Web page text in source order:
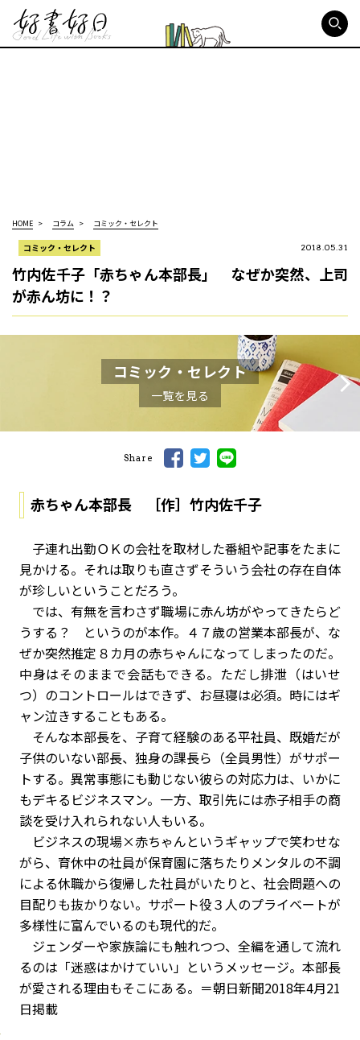
HOME コラム コミック・セレクト
コミック・セレクト 2018.05.31
竹内佐千子「赤ちゃん本部長」 なぜか突然、上司
が赤ん坊に！？
コミック・セレクト
一覧を見る
Share
赤ちゃん本部長 ［作］竹内佐千子
子連れ出勤ＯＫの会社を取材した番組や記事をたまに
見かける。それは取りも直さずそういう会社の存在自体
が珍しいということだろう。
では、有無を言わさず職場に赤ん坊がやってきたらど
うする？ というのが本作。４７歳の営業本部長が、な
ぜか突然推定８カ月の赤ちゃんになってしまったのだ。
中身はそのままで会話もできる。ただし排泄（はいせ
つ）のコントロールはできず、お昼寝は必須。時にはギ
ャン泣きすることもある。
そんな本部長を、子育て経験のある平社員、既婚だが
子供のいない部長、独身の課長ら（全員男性）がサポー
トする。異常事態にも動じない彼らの対応力は、いかに
もデキるビジネスマン。一方、取引先には赤子相手の商
談を受け入れられない人もいる。
ビジネスの現場×赤ちゃんというギャップで笑わせな
がら、育休中の社員が保育園に落ちたりメンタルの不調
による休職から復帰した社員がいたりと、社会問題への
目配りも抜かりない。サポート役３人のプライベートが
多様性に富んでいるのも現代的だ。
ジェンダーや家族論にも触れつつ、全編を通して流れ
るのは「迷惑はかけていい」というメッセージ。本部長
が愛される理由もそこにある。＝朝日新聞2018年4月21
日掲載